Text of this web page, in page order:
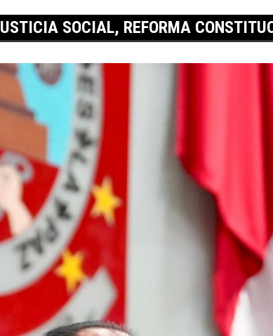
SOCIAL, REFORMA